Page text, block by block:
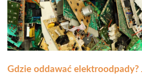
Gdzie oddawać elektroodpady?